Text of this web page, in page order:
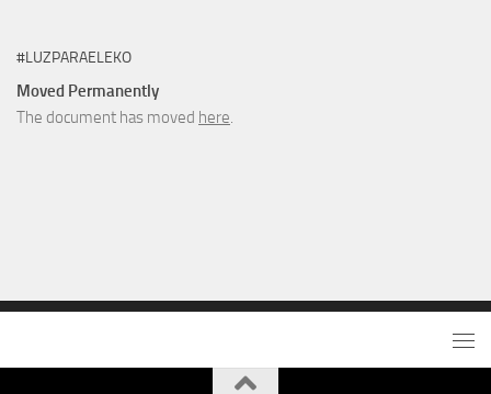
#LUZPARAELEKO
Moved Permanently
The document has moved here.